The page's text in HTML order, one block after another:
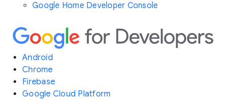
Google Home Developer Console
Android
Chrome
Firebase
Google Cloud Platform